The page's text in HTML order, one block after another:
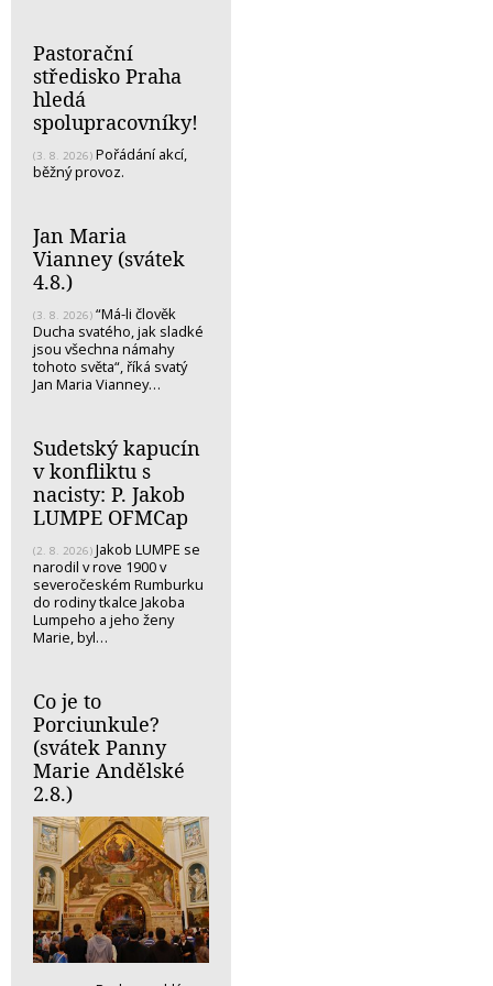
Pastorační
středisko Praha
hledá
spolupracovníky!
(3. 8. 2026) Pořádání akcí,
běžný provoz.
Jan Maria
Vianney (svátek
4.8.)
(3. 8. 2026) “Má-li člověk
Ducha svatého, jak sladké
jsou všechna námahy
tohoto světa“, říká svatý
Jan Maria Vianney…
Sudetský kapucín
v konfliktu s
nacisty: P. Jakob
LUMPE OFMCap
(2. 8. 2026) Jakob LUMPE se
narodil v rove 1900 v
severočeském Rumburku
do rodiny tkalce Jakoba
Lumpeho a jeho ženy
Marie, byl…
Co je to
Porciunkule?
(svátek Panny
Marie Andělské
2.8.)